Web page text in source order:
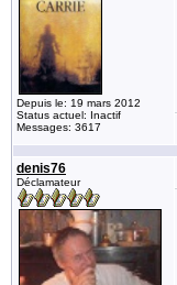
Depuis le: 19 mars 2012
Status actuel: Inactif
Messages: 3617
denis76
Déclamateur